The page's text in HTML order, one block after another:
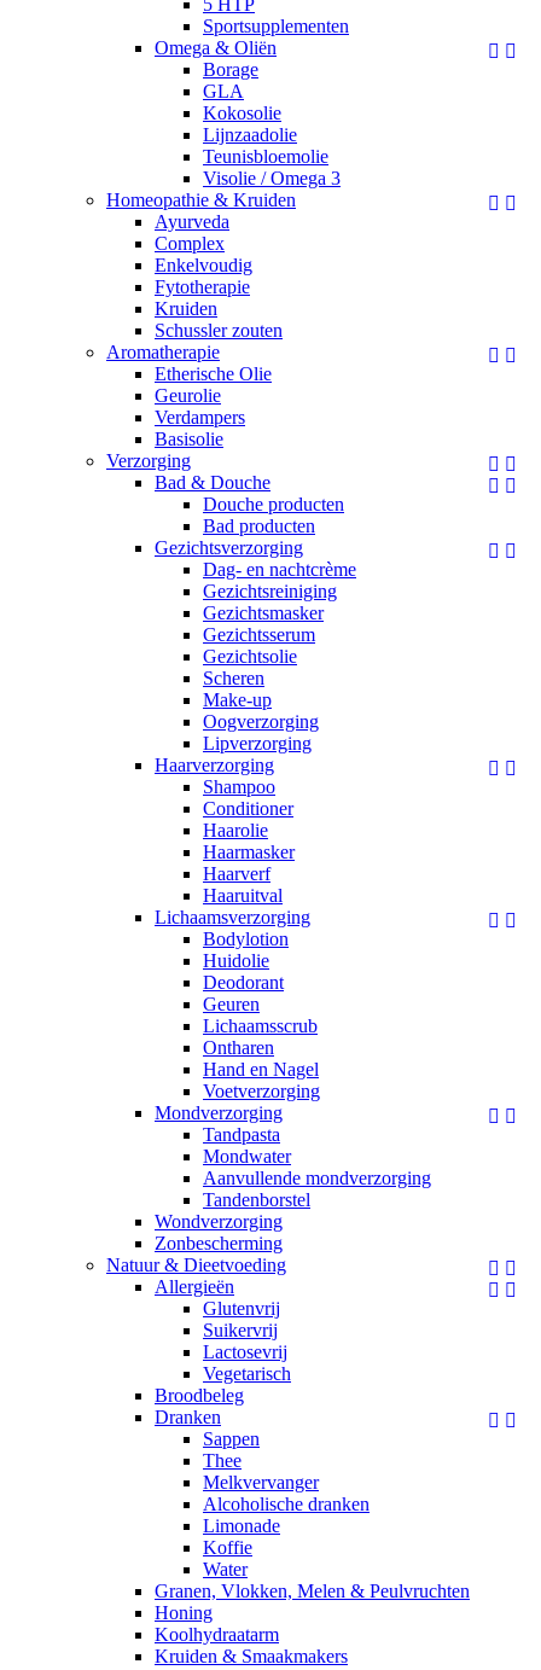
5 HTP
Sportsupplementen
 
Omega & Oliën
Borage
GLA
Kokosolie
Lijnzaadolie
Teunisbloemolie
Visolie / Omega 3
 
Homeopathie & Kruiden
Ayurveda
Complex
Enkelvoudig
Fytotherapie
Kruiden
Schussler zouten
 
Aromatherapie
Etherische Olie
Geurolie
Verdampers
Basisolie
 
Verzorging
 
Bad & Douche
Douche producten
Bad producten
 
Gezichtsverzorging
Dag- en nachtcrème
Gezichtsreiniging
Gezichtsmasker
Gezichtsserum
Gezichtsolie
Scheren
Make-up
Oogverzorging
Lipverzorging
 
Haarverzorging
Shampoo
Conditioner
Haarolie
Haarmasker
Haarverf
Haaruitval
 
Lichaamsverzorging
Bodylotion
Huidolie
Deodorant
Geuren
Lichaamsscrub
Ontharen
Hand en Nagel
Voetverzorging
 
Mondverzorging
Tandpasta
Mondwater
Aanvullende mondverzorging
Tandenborstel
Wondverzorging
Zonbescherming
 
Natuur & Dieetvoeding
 
Allergieën
Glutenvrij
Suikervrij
Lactosevrij
Vegetarisch
Broodbeleg
 
Dranken
Sappen
Thee
Melkvervanger
Alcoholische dranken
Limonade
Koffie
Water
Granen, Vlokken, Melen & Peulvruchten
Honing
Koolhydraatarm
Kruiden & Smaakmakers